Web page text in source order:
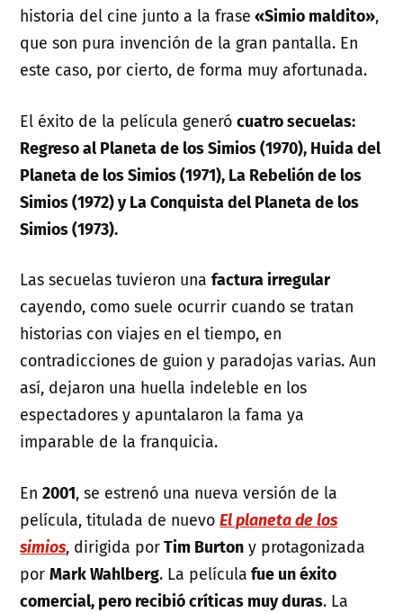
historia del cine junto a la frase «Simio maldito»,
que son pura invención de la gran pantalla. En
este caso, por cierto, de forma muy afortunada.
El éxito de la película generócuatro secuelas:
Regreso al Planeta de los Simios (1970), Huida del
Planeta de los Simios (1971), La Rebelión de los
Simios (1972) y La Conquista del Planeta de los
Simios (1973).
Las secuelas tuvieron unafactura irregular
cayendo, como suele ocurrir cuando se tratan
historias con viajes en el tiempo, en
contradicciones de guion y paradojas varias. Aun
así, dejaron una huella indeleble en los
espectadores y apuntalaron la fama ya
imparable de la franquicia.
En2001, se estrenó una nueva versión de la
película, titulada de nuevoEl planeta de los
simios, dirigida porTim Burton y protagonizada
porMark Wahlberg. La película fue un éxito
comercial, pero recibió críticas muy duras. La